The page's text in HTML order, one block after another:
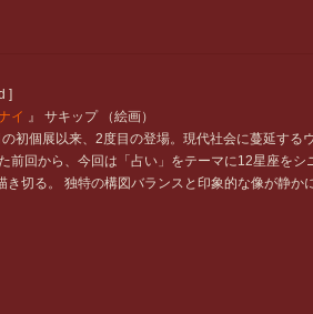
]
イ 』 サキップ （絵画）
初個展以来、2度目の登場。現代社会に蔓延する
前回から、今回は「占い」をテーマに12星座をシ
き切る。 独特の構図バランスと印象的な像が静か